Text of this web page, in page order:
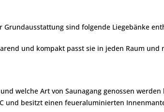
sind folgende Liegebänke
und kompakt passt sie in jeden Raum und
welche Art von Saunagang genossen
und besitzt einen feueraluminierten